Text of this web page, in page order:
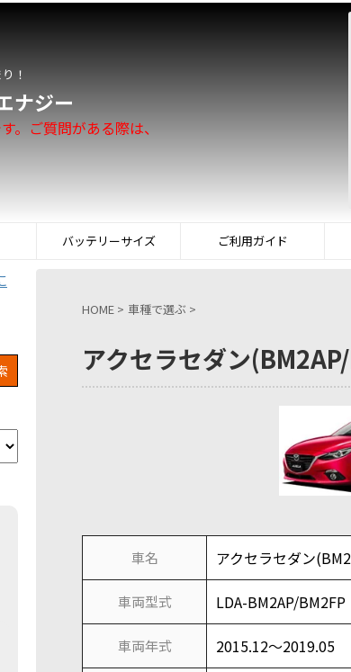
！
ナジー
。ご質問がある際は、
バッテリーサイズ ご利用ガイド
HOME > 車種で選ぶ >
アクセラセダン
車名 アクセラセダン
車両型式 LDA-BM2AP/BM2FP
車両年式 2015.12～2019.05